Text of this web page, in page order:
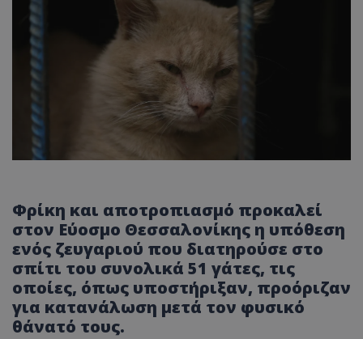
Φρίκη και αποτροπιασμό προκαλεί
στον Εύοσμο Θεσσαλονίκης η υπόθεση
ενός ζευγαριού που διατηρούσε στο
σπίτι του συνολικά 51 γάτες, τις
οποίες, όπως υποστήριξαν, προόριζαν
για κατανάλωση μετά τον φυσικό
θάνατό τους.